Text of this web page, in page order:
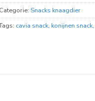
Categorie: Snacks knaagdier
cavia snack, konijnen snack,